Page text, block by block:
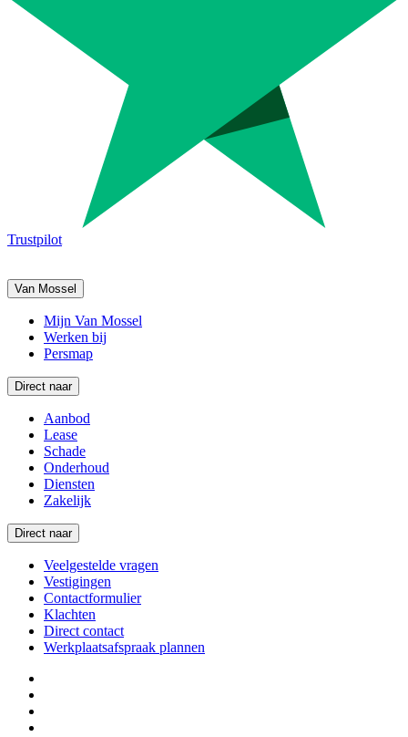
Trustpilot
Van Mossel
Mijn Van Mossel
Werken bij
Persmap
Direct naar
Aanbod
Lease
Schade
Onderhoud
Diensten
Zakelijk
Direct naar
Veelgestelde vragen
Vestigingen
Contactformulier
Klachten
Direct contact
Werkplaatsafspraak plannen